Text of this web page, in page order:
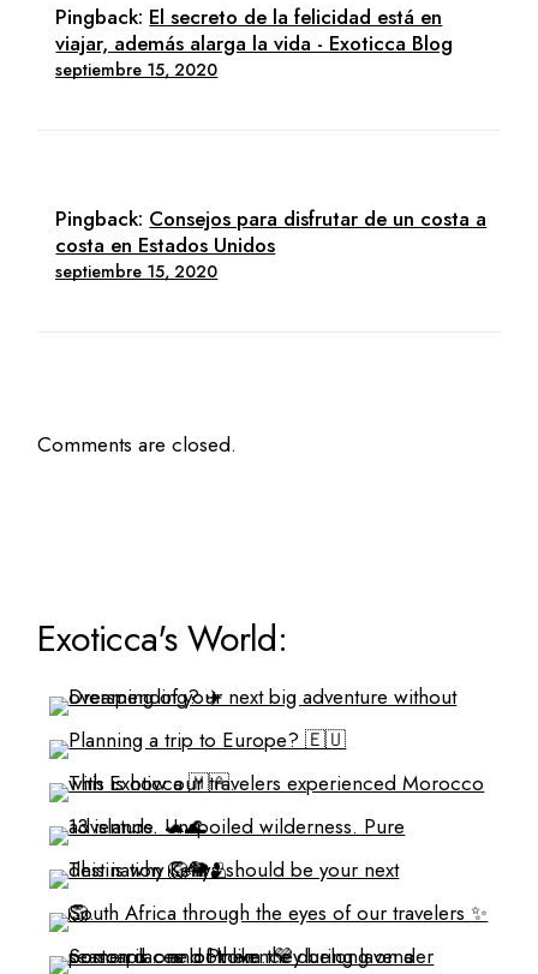
Pingback: El secreto de la felicidad está en
viajar, además alarga la vida - Exoticca Blog
septiembre 15, 2020
Pingback: Consejos para disfrutar de un costa a
costa en Estados Unidos
septiembre 15, 2020
Comments are closed.
Exoticca's World: